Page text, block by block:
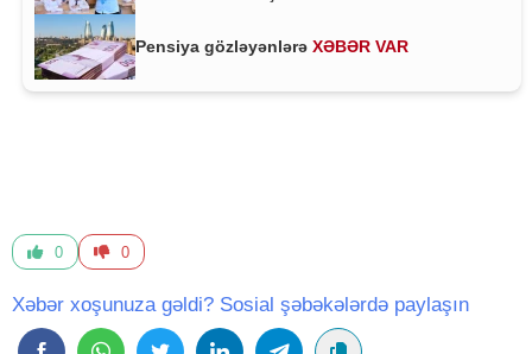
Pensiya gözləyənlərə XƏBƏR VAR
0 0
Xəbər xoşunuza gəldi? Sosial şəbəkələrdə paylaşın